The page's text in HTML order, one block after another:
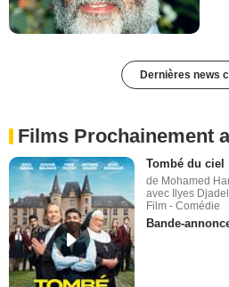
Dernières news
Films Prochainement
Tombé du ciel
de Mohamed
avec Ilyes
Film - Comédie
Bande-